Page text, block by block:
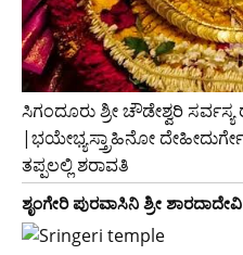
ಸಿಗಂದೂರು ಶ್ರೀ ಚೌಡೇಶ್ವರಿ
|ಭಯೇಭ್ಯಸ್ತ್ರಾಹಿನೋ
ತಪ್ಪಲಲ್ಲಿ ಶರಾವತಿ
ಶೃಂಗೇರಿ ಪುರವಾಸಿನಿ ಶ್ರೀ